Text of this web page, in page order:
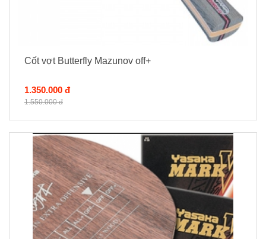
Cốt vợt Butterfly Mazunov off+
1.350.000 đ
1.550.000 đ